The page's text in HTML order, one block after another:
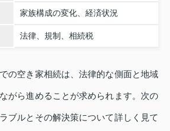
家族構成の変化、経済状況
法律、規制、相続税
の空き家相続は、法律的な側面と地域
がら進めることが求められます。次の
ブルとその解決策について詳しく見て